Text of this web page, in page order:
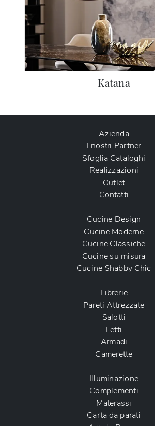
Katana
Azienda
I nostri Partner
Sfoglia Cataloghi
Realizzazioni
Outlet
Contatti
Cucine Design
Cucine Moderne
Cucine Classiche
Cucine su misura
Cucine Shabby Chic
Librerie
Pareti Attrezzate
Salotti
Letti
Armadi
Camerette
Illuminazione
Complementi
Materassi
Carta da parati